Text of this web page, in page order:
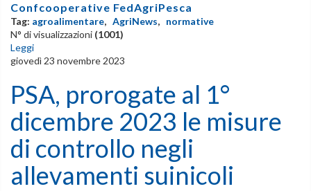
Confcooperative FedAgriPesca
Tag: agroalimentare, AgriNews, normative
N° di visualizzazioni (1001)
Leggi
giovedì 23 novembre 2023
PSA, prorogate al 1°
dicembre 2023 le misure
di controllo negli
allevamenti suinicoli